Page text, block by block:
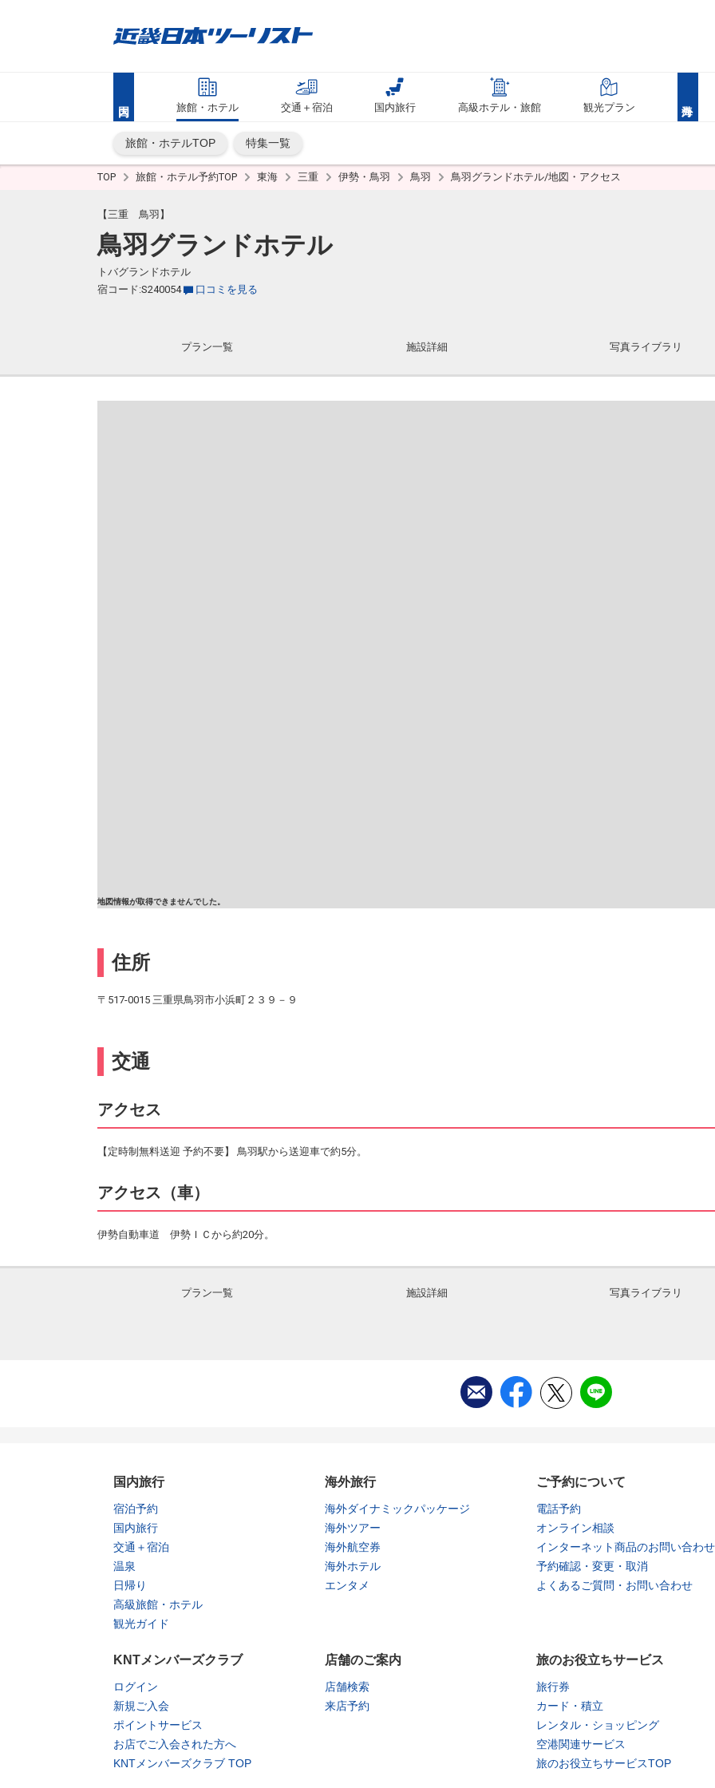
旅館・ホテル 交通＋宿泊 国内旅行 高級ホテル・旅館 観光プラン
旅館・ホテルTOP 特集一覧
TOP 旅館・ホテル予約TOP 東海 三重 伊勢・鳥羽 鳥羽 鳥羽グランドホテル/地図・アクセス
【三重 鳥羽】
鳥羽グランドホテル
トバグランドホテル
宿コード:S240054
口コミを見る
プラン一覧 施設詳細 写真ライブラリ
地図情報が取得できませんでした。
住所
〒517-0015 三重県鳥羽市小浜町２３９－９
交通
アクセス
【定時制無料送迎 予約不要】 鳥羽駅から送迎車で約5分。
アクセス（車）
伊勢自動車道 伊勢ＩＣから約20分。
プラン一覧 施設詳細 写真ライブラリ
国内旅行
宿泊予約
国内旅行
交通＋宿泊
温泉
日帰り
高級旅館・ホテル
観光ガイド
海外旅行
海外ダイナミックパッケージ
海外ツアー
海外航空券
海外ホテル
エンタメ
ご予約について
電話予約
オンライン相談
インターネット商品のお問い合わせ
予約確認・変更・取消
よくあるご質問・お問い合わせ
KNTメンバーズクラブ
ログイン
新規ご入会
ポイントサービス
お店でご入会された方へ
KNTメンバーズクラブ TOP
店舗のご案内
店舗検索
来店予約
旅のお役立ちサービス
旅行券
カード・積立
レンタル・ショッピング
空港関連サービス
旅のお役立ちサービスTOP